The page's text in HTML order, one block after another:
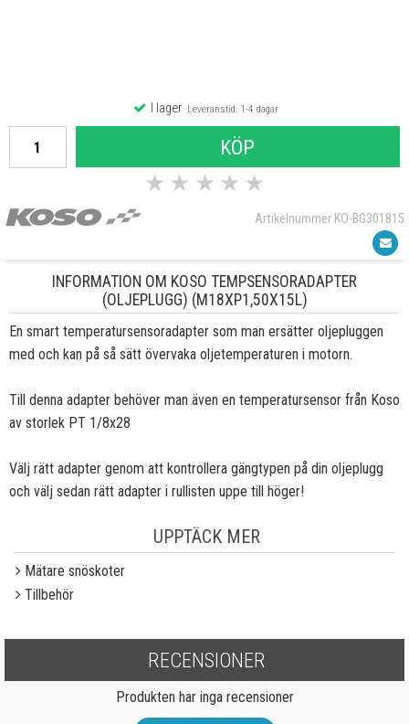
I lagerLeveranstid: 1-4 dagar
KÖP
★ ★ ★ ★ ★
Artikelnummer KO-BG301815
INFORMATION OM KOSO TEMPSENSORADAPTER
(OLJEPLUGG) (M18XP1,50X15L)
En smart temperatursensoradapter som man ersätter oljepluggen
med och kan på så sätt övervaka oljetemperaturen i motorn.
Till denna adapter behöver man även en temperatursensor från Koso
av storlek PT 1/8x28
Välj rätt adapter genom att kontrollera gängtypen på din oljeplugg
och välj sedan rätt adapter i rullisten uppe till höger!
UPPTÄCK MER
Mätare snöskoter
Tillbehör
RECENSIONER
Produkten har inga recensioner